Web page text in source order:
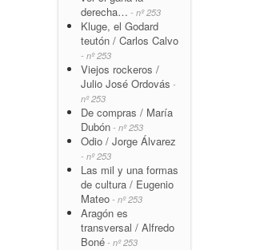
derecha… - nº 253
Kluge, el Godard
teutón / Carlos Calvo
- nº 253
Viejos rockeros /
Julio José Ordovás -
nº 253
De compras / María
Dubón - nº 253
Odio / Jorge Álvarez
- nº 253
Las mil y una formas
de cultura / Eugenio
Mateo - nº 253
Aragón es
transversal / Alfredo
Boné - nº 253